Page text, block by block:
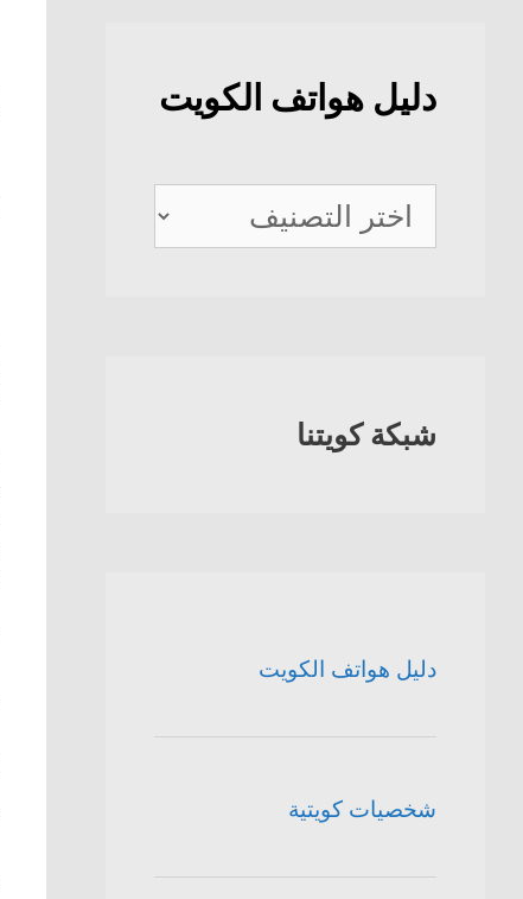
دليل هواتف الكويت
دليل
هواتف
شبكة كويتنا
دليل هواتف الكويت
شخصيات كويتية